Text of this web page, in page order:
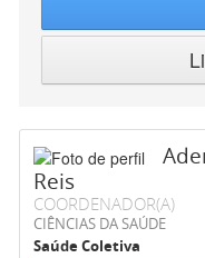
Reis
COORDENADOR(A)
CIÊNCIAS DA SAÚDE
Saúde Coletiva